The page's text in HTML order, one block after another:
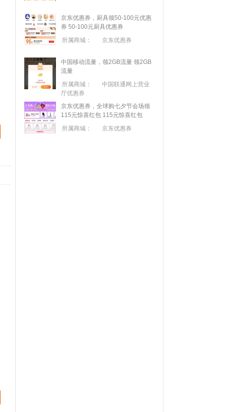
京东优惠券，厨具领50-100元优惠
券 50-100元厨具优惠券
所属商城：
京东优惠券
中国移动流量，领2GB流量 领2GB
流量
所属商城：
中国联通网上营业
厅优惠券
京东优惠券，全球购七夕节会场领
115元惊喜红包 115元惊喜红包
所属商城：
京东优惠券